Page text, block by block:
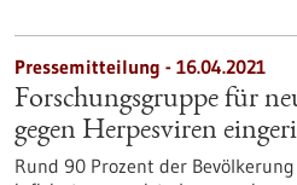
Pressemitteilung - 16.04.2021
Forschungsgruppe für
gegen Herpesviren
Rund 90 Prozent der